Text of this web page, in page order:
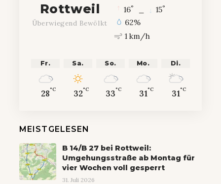
Rottweil
Überwiegend Bewölkt
16° 15°
62%
1 km/h
Fr.
28°C
Sa.
32°C
So.
33°C
Mo.
31°C
Di.
31°C
MEISTGELESEN
B 14/B 27 bei Rottweil:
Umgehungsstraße ab Montag für
vier Wochen voll gesperrt
31. Juli 2026